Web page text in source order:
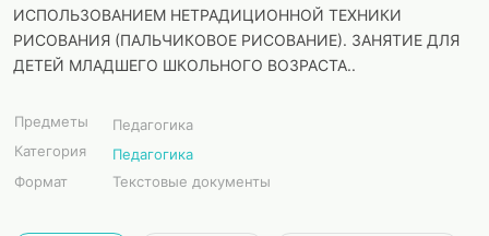
ИСПОЛЬЗОВАНИЕМ НЕТРАДИЦИОННОЙ ТЕХНИКИ
РИСОВАНИЯ (ПАЛЬЧИКОВОЕ РИСОВАНИЕ). ЗАНЯТИЕ ДЛЯ
ДЕТЕЙ МЛАДШЕГО ШКОЛЬНОГО ВОЗРАСТА..
Предметы
Педагогика
Категория
Педагогика
Формат
Текстовые документы